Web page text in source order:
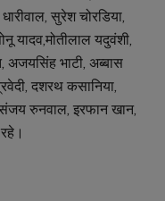
सुरेश चोरडिया,
यदुवंशी,
अजयसिंह भाटी, अब्बास
दशरथ कसानिया,
रुनवाल, इरफान खान,